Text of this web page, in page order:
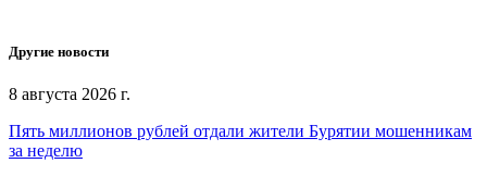
Другие новости
8 августа 2026 г.
Пять миллионов рублей отдали жители Бурятии мошенникам
за неделю